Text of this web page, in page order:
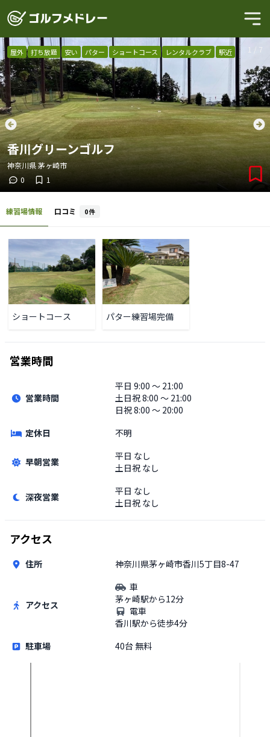
1 / 7
屋外 打ち放題 安い パター ショートコース レンタルクラブ 駅近
香川グリーンゴルフ
神奈川県茅ヶ崎市
0
1
練習場情報 口コミ 0件
ショートコース パター練習場完備
営業時間
営業時間
平日 9:00 〜 21:00
土日祝8:00 〜 21:00
日祝 8:00 〜 20:00
定休日
不明
早朝営業 平日 なし
土日祝 なし
深夜営業 平日 なし
土日祝 なし
アクセス
住所 神奈川県茅ヶ崎市香川5丁目8-47
アクセス
車
茅ヶ崎駅から12分
電車
香川駅から徒歩4分
駐車場
40台 無料